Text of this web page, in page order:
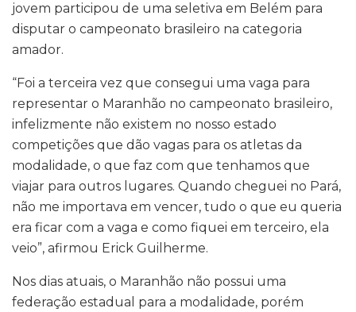
jovem participou de uma seletiva em Belém para
disputar o campeonato brasileiro na categoria
amador.
“Foi a terceira vez que consegui uma vaga para
representar o Maranhão no campeonato brasileiro,
infelizmente não existem no nosso estado
competições que dão vagas para os atletas da
modalidade, o que faz com que tenhamos que
viajar para outros lugares. Quando cheguei no Pará,
não me importava em vencer, tudo o que eu queria
era ficar com a vaga e como fiquei em terceiro, ela
veio”, afirmou Erick Guilherme.
Nos dias atuais, o Maranhão não possui uma
federação estadual para a modalidade, porém